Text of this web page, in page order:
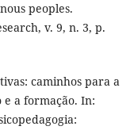
peoples.
v. 9, n. 3, p.
caminhos para a
a formação. In: